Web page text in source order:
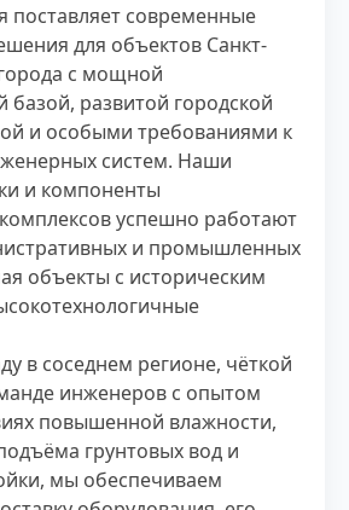
современные
для объектов Санкт-
с мощной
развитой городской
и особыми требованиями к
систем. Наши
и компоненты
успешно работают
и промышленных
объекты с историческим
в соседнем регионе, чёткой
инженеров с опытом
повышенной влажности,
грунтовых вод и
мы обеспечиваем